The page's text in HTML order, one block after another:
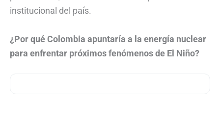
institucional del país.
¿Por qué Colombia apuntaría a la energía nuclear
para enfrentar próximos fenómenos de El Niño?